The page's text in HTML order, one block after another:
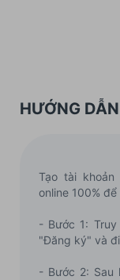
HƯỚNG DẪN
Tạo tài
online 100%
- Bước 1:
"Đăng ký" và
- Bước 2: Sau